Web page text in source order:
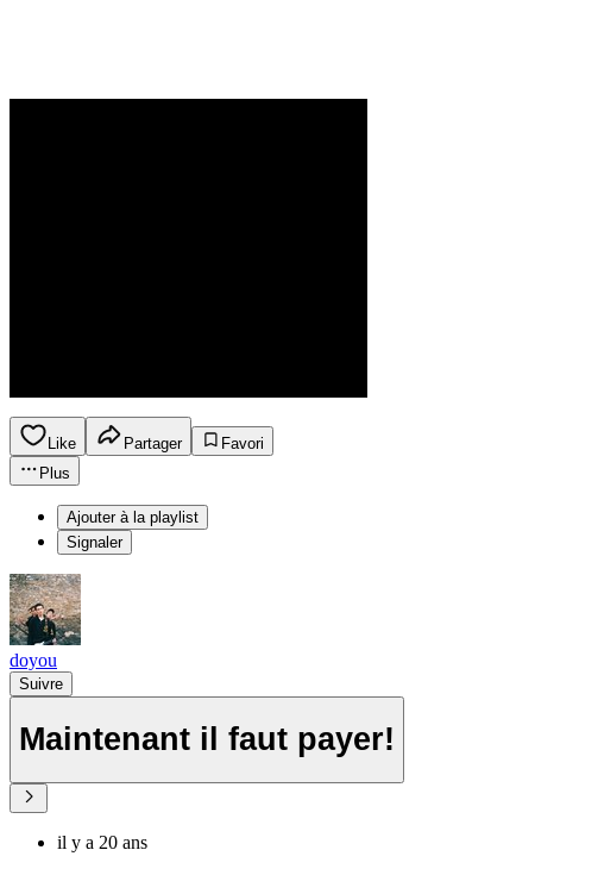
Like Partager
Favori
Plus
Ajouter à la playlist
Signaler
doyou
Suivre
Maintenant il faut payer!
il y a 20 ans